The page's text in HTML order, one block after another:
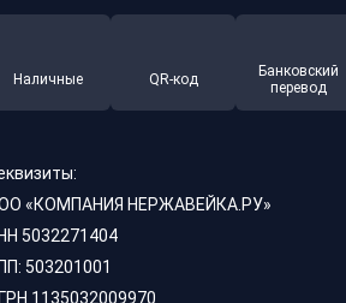
Наличные QR-код
Банковский
перевод
«КОМПАНИЯ НЕРЖАВЕЙКА.РУ»
5032271404
503201001
1135032009970